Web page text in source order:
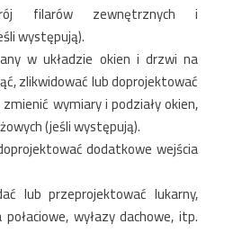
filarów zewnętrznych i
występują).
w układzie okien i drzwi na
zlikwidować lub doprojektować
wymiary i podziały okien,
(jeśli występują).
dodatkowe wejścia
lub przeprojektować lukarny,
wyłazy dachowe, itp.